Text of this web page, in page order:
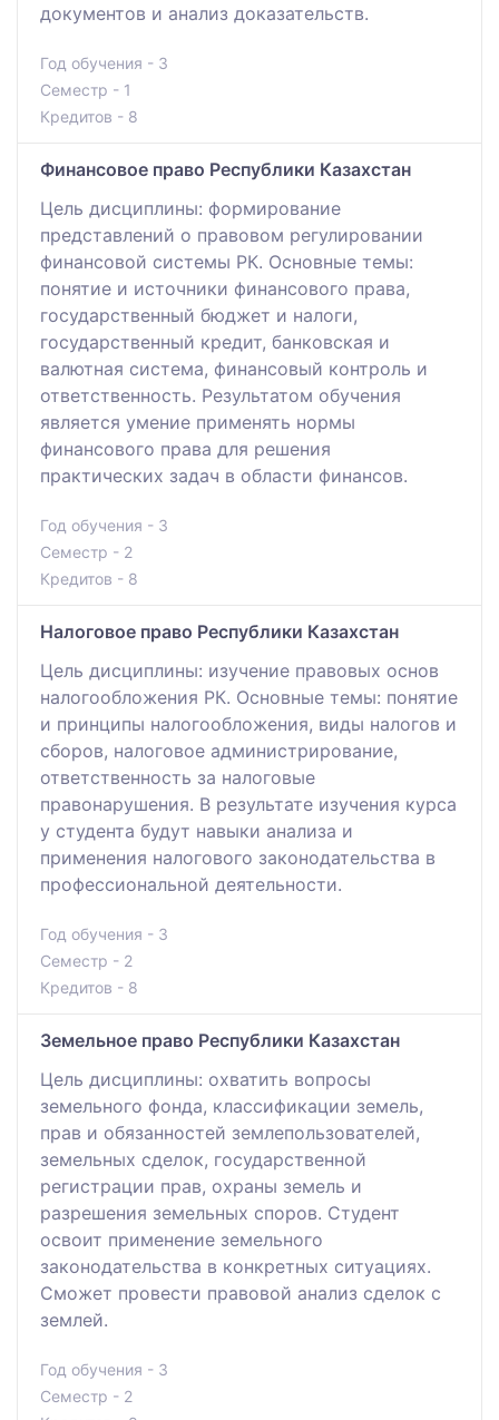
документов и анализ доказательств.
Год обучения - 3
Семестр - 1
Кредитов - 8
Финансовое право Республики Казахстан
Цель дисциплины: формирование
представлений о правовом регулировании
финансовой системы РК. Основные темы:
понятие и источники финансового права,
государственный бюджет и налоги,
государственный кредит, банковская и
валютная система, финансовый контроль и
ответственность. Результатом обучения
является умение применять нормы
финансового права для решения
практических задач в области финансов.
Год обучения - 3
Семестр - 2
Кредитов - 8
Налоговое право Республики Казахстан
Цель дисциплины: изучение правовых основ
налогообложения РК. Основные темы: понятие
и принципы налогообложения, виды налогов и
сборов, налоговое администрирование,
ответственность за налоговые
правонарушения. В результате изучения курса
у студента будут навыки анализа и
применения налогового законодательства в
профессиональной деятельности.
Год обучения - 3
Семестр - 2
Кредитов - 8
Земельное право Республики Казахстан
Цель дисциплины: охватить вопросы
земельного фонда, классификации земель,
прав и обязанностей землепользователей,
земельных сделок, государственной
регистрации прав, охраны земель и
разрешения земельных споров. Студент
освоит применение земельного
законодательства в конкретных ситуациях.
Сможет провести правовой анализ сделок с
землей.
Год обучения - 3
Семестр - 2